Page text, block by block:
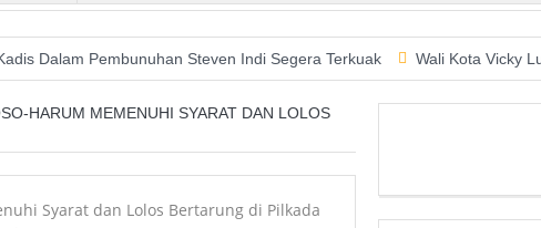
Pembunuhan Steven Indi Segera Terkuak Wali Kota Vicky Lumentut
HARUM MEMENUHI SYARAT DAN LOLOS